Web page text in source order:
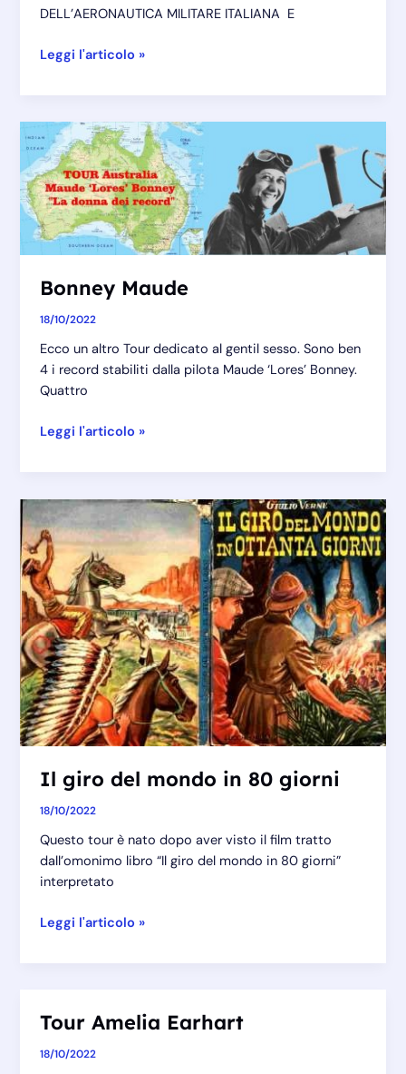
DELL’AERONAUTICA MILITARE ITALIANA E
Arturo
Tokyo
1920
Leggi l'articolo »
Bonney Maude
18/10/2022
Ecco un altro Tour dedicato al gentil sesso. Sono ben
4 i record stabiliti dalla pilota Maude ‘Lores’ Bonney.
Quattro
Bonney
Leggi l'articolo »
Il giro del mondo in 80 giorni
18/10/2022
Questo tour è nato dopo aver visto il film tratto
dall’omonimo libro “Il giro del mondo in 80 giorni”
interpretato
Il
80
giorni
Leggi l'articolo »
Tour Amelia Earhart
18/10/2022